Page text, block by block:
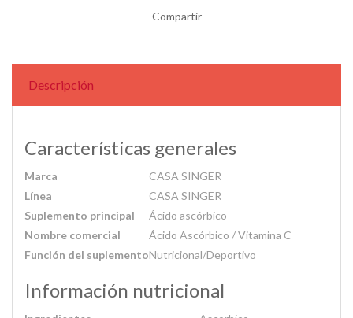
Compartir
Descripción
Características generales
Marca
CASA SINGER
Línea
CASA SINGER
Suplemento principal
Ácido ascórbico
Nombre comercial
Ácido Ascórbico / Vitamina C
Función del suplementoNutricional/Deportivo
Información nutricional